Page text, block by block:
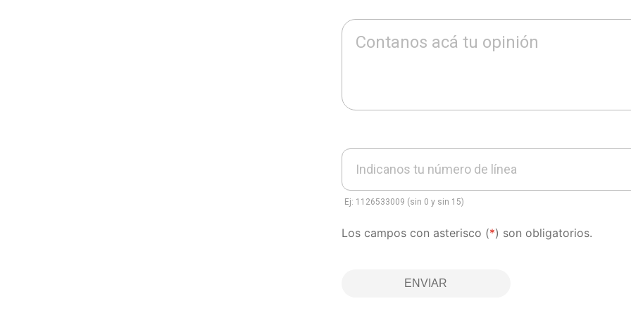
Contanos acá tu opinión
Indicanos tu número de línea
Ej: 1126533009 (sin 0 y sin 15)
Los campos con asterisco (*) son obligatorios.
ENVIAR